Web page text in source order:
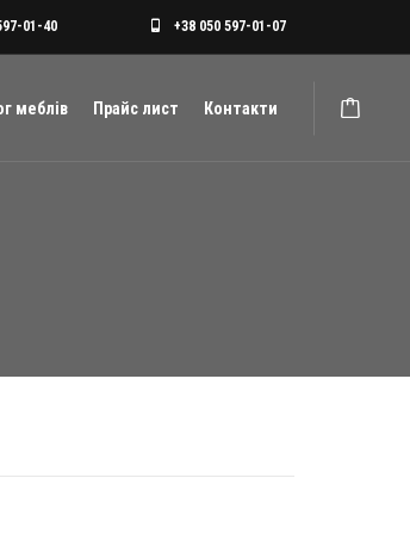
01-40 +38 050 597-01-07
меблів Прайс лист Контакти